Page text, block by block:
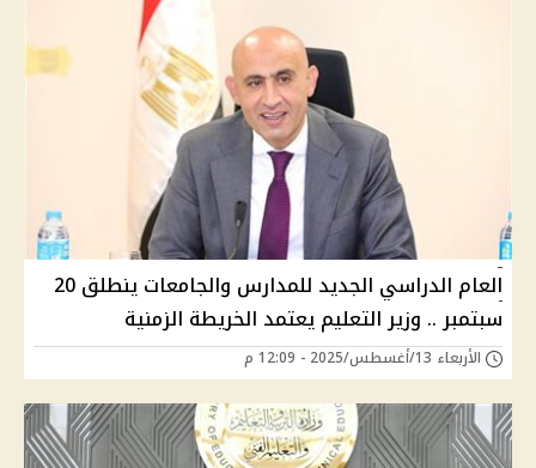
العام الدراسي الجديد للمدارس والجامعات ينطلق 20
سبتمبر .. وزير التعليم يعتمد الخريطة الزمنية
الأربعاء 13/أغسطس/2025 - 12:09 م